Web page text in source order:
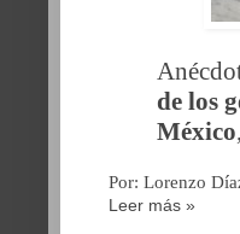
de los
México
Por: Lorenzo
Leer más »